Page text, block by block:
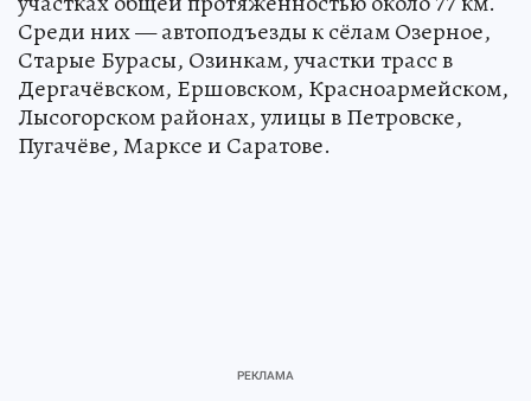
В ближайшее время завершатся работы на 14
участках общей протяжённостью около 77 км.
Среди них — автоподъезды к сёлам Озерное,
Старые Бурасы, Озинкам, участки трасс в
Дергачёвском, Ершовском, Красноармейском,
Лысогорском районах, улицы в Петровске,